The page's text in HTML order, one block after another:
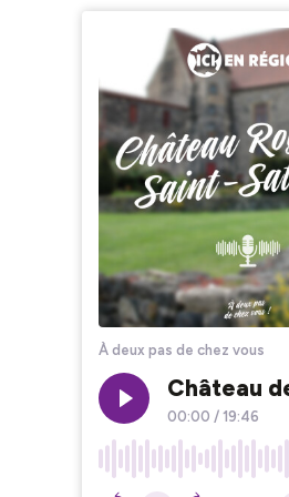
À deux pas de chez vous
Château
00:00 / 19:46